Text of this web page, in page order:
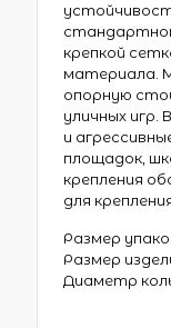
крепкой
материала.
опорную
уличных игр.
и
площадок,
крепления
для
Размер
Размер
Диаметр